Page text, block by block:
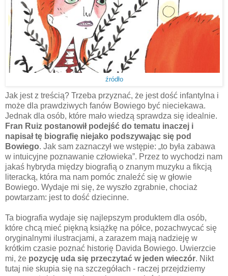
źródło
Jak jest z treścią? Trzeba przyznać, że jest dość infantylna i
może dla prawdziwych fanów Bowiego być nieciekawa.
Jednak dla osób, które mało wiedzą sprawdza się idealnie.
Fran Ruiz postanowił podejść do tematu inaczej i
napisał tę biografię niejako podszywając się pod
Bowiego. Jak sam zaznaczył we wstępie: „to była zabawa
w intuicyjne poznawanie człowieka”. Przez to wychodzi nam
jakaś hybryda między biografią o znanym muzyku a fikcją
literacką, która ma nam pomóc znaleźć się w głowie
Bowiego. Wydaje mi się, że wyszło zgrabnie, chociaż
powtarzam: jest to dość dziecinne.
Ta biografia wydaje się najlepszym produktem dla osób,
które chcą mieć piękną książkę na półce, pozachwycać się
oryginalnymi ilustracjami, a zarazem mają nadzieję w
krótkim czasie poznać historię Davida Bowiego. Uwierzcie
mi, że pozycję uda się przeczytać w jeden wieczór. Nikt
tutaj nie skupia się na szczegółach - raczej przejdziemy